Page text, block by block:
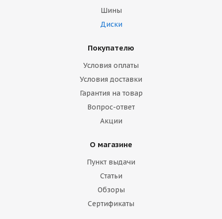
Шины
Диски
Покупателю
Условия оплаты
Условия доставки
Гарантия на товар
Вопрос-ответ
Акции
О магазине
Пункт выдачи
Статьи
Обзоры
Сертификаты